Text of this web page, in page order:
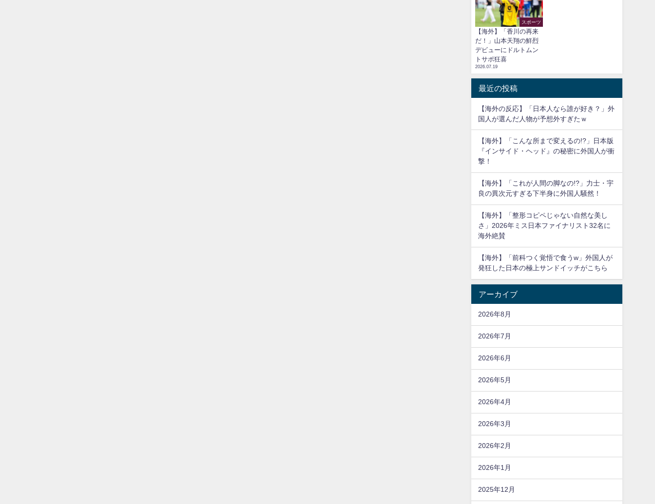
スポーツ
【海外】「香川の再来
だ！」山本天翔の鮮烈
デビューにドルトムン
トサポ狂喜
2026.07.19
最近の投稿
【海外の反応】「日本人なら誰が好き？」外
国人が選んだ人物が予想外すぎたｗ
【海外】「こんな所まで変えるの!?」日本版
『インサイド・ヘッド』の秘密に外国人が衝
撃！
【海外】「これが人間の脚なの!?」力士・宇
良の異次元すぎる下半身に外国人騒然！
【海外】「整形コピペじゃない自然な美し
さ」2026年ミス日本ファイナリスト32名に
海外絶賛
【海外】「前科つく覚悟で食うw」外国人が
発狂した日本の極上サンドイッチがこちら
アーカイブ
2026年8月
2026年7月
2026年6月
2026年5月
2026年4月
2026年3月
2026年2月
2026年1月
2025年12月